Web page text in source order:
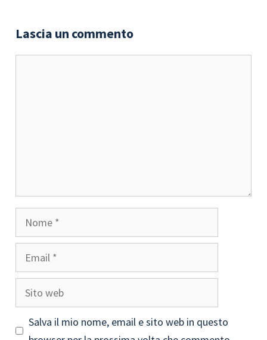
Lascia un commento
Nome
Email
Sito
web
Salva il mio nome, email e sito web in questo